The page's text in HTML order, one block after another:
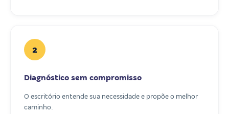
2
Diagnóstico sem compromisso
O escritório entende sua necessidade e propõe o melhor
caminho.